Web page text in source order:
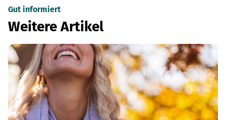
Gut informiert
Weitere Artikel